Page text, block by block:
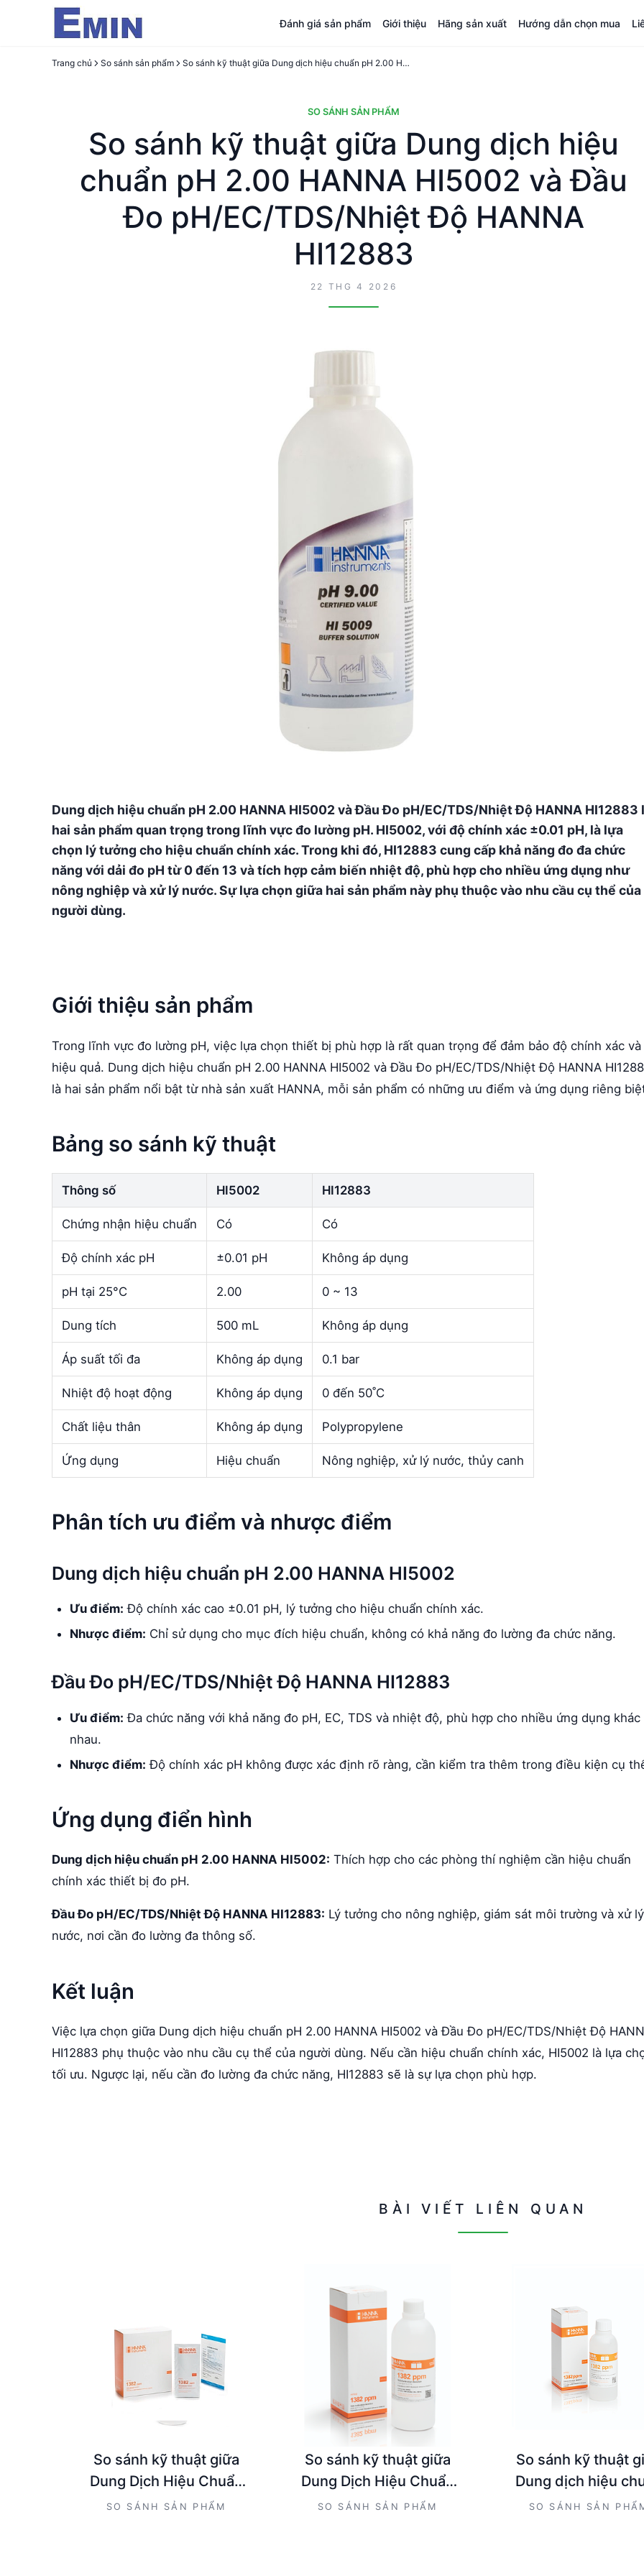
Đánh giá sản phẩm Giới thiệu Hãng sản xuất Hướng dẫn chọn mua
Trang chủ So sánh sản phẩm So sánh kỹ thuật giữa Dung dịch hiệu chuẩn pH 2.00 HANNA HI5002 và Đầu Đo pH/EC/TDS/Nhiệt Độ HANNA HI12883
SO SÁNH SẢN PHẨM
So sánh kỹ thuật giữa Dung dịch hiệu
chuẩn pH 2.00 HANNA HI5002 và Đầu
Đo pH/EC/TDS/Nhiệt Độ HANNA
HI12883
22 THG 4 2026
Dung dịch hiệu chuẩn pH 2.00 HANNA HI5002 và Đầu Đo pH/EC/TDS/Nhiệt Độ HANNA HI12883
hai sản phẩm quan trọng trong lĩnh vực đo lường pH. HI5002, với độ chính xác ±0.01 pH, là lựa
chọn lý tưởng cho hiệu chuẩn chính xác. Trong khi đó, HI12883 cung cấp khả năng đo đa chức
năng với dải đo pH từ 0 đến 13 và tích hợp cảm biến nhiệt độ, phù hợp cho nhiều ứng dụng như
nông nghiệp và xử lý nước. Sự lựa chọn giữa hai sản phẩm này phụ thuộc vào nhu cầu cụ thể của
người dùng.
Giới thiệu sản phẩm
Trong lĩnh vực đo lường pH, việc lựa chọn thiết bị phù hợp là rất quan trọng để đảm bảo độ chính xác và
hiệu quả. Dung dịch hiệu chuẩn pH 2.00 HANNA HI5002 và Đầu Đo pH/EC/TDS/Nhiệt Độ HANNA
là hai sản phẩm nổi bật từ nhà sản xuất HANNA, mỗi sản phẩm có những ưu điểm và ứng dụng riêng
Bảng so sánh kỹ thuật
Thông số HI5002 HI12883
Chứng nhận hiệu chuẩn Có Có
Độ chính xác pH ±0.01 pH Không áp dụng
pH tại 25°C 2.00 0 ~ 13
Dung tích 500 mL Không áp dụng
Áp suất tối đa Không áp dụng 0.1 bar
Nhiệt độ hoạt động Không áp dụng 0 đến 50˚C
Chất liệu thân Không áp dụng Polypropylene
Ứng dụng Hiệu chuẩn Nông nghiệp, xử lý nước, thủy canh
Phân tích ưu điểm và nhược điểm
Dung dịch hiệu chuẩn pH 2.00 HANNA HI5002
Ưu điểm: Độ chính xác cao ±0.01 pH, lý tưởng cho hiệu chuẩn chính xác.
Nhược điểm: Chỉ sử dụng cho mục đích hiệu chuẩn, không có khả năng đo lường đa chức năng.
Đầu Đo pH/EC/TDS/Nhiệt Độ HANNA HI12883
Ưu điểm: Đa chức năng với khả năng đo pH, EC, TDS và nhiệt độ, phù hợp cho nhiều ứng dụng khác
nhau.
Nhược điểm: Độ chính xác pH không được xác định rõ ràng, cần kiểm tra thêm trong điều kiện cụ
Ứng dụng điển hình
Dung dịch hiệu chuẩn pH 2.00 HANNA HI5002: Thích hợp cho các phòng thí nghiệm cần hiệu chuẩn
chính xác thiết bị đo pH.
Đầu Đo pH/EC/TDS/Nhiệt Độ HANNA HI12883: Lý tưởng cho nông nghiệp, giám sát môi trường và xử lý
nước, nơi cần đo lường đa thông số.
Kết luận
Việc lựa chọn giữa Dung dịch hiệu chuẩn pH 2.00 HANNA HI5002 và Đầu Đo pH/EC/TDS/Nhiệt Độ
HI12883 phụ thuộc vào nhu cầu cụ thể của người dùng. Nếu cần hiệu chuẩn chính xác, HI5002 là lựa
tối ưu. Ngược lại, nếu cần đo lường đa chức năng, HI12883 sẽ là sự lựa chọn phù hợp.
BÀI VIẾT LIÊN QUAN
So sánh kỹ thuật giữa
Dung Dịch Hiệu Chuẩn
TDS HANNA HI70032C
SO SÁNH SẢN PHẨM
So sánh kỹ thuật giữa
Dung Dịch Hiệu Chuẩn
TDS HANNA HI7032/1L
SO SÁNH SẢN PHẨM
So sánh kỹ thuật
Dung dịch hiệu
TDS HANNA
SO SÁNH SẢN